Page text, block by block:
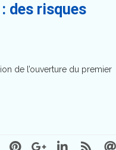
des risques
de l’ouverture du premier